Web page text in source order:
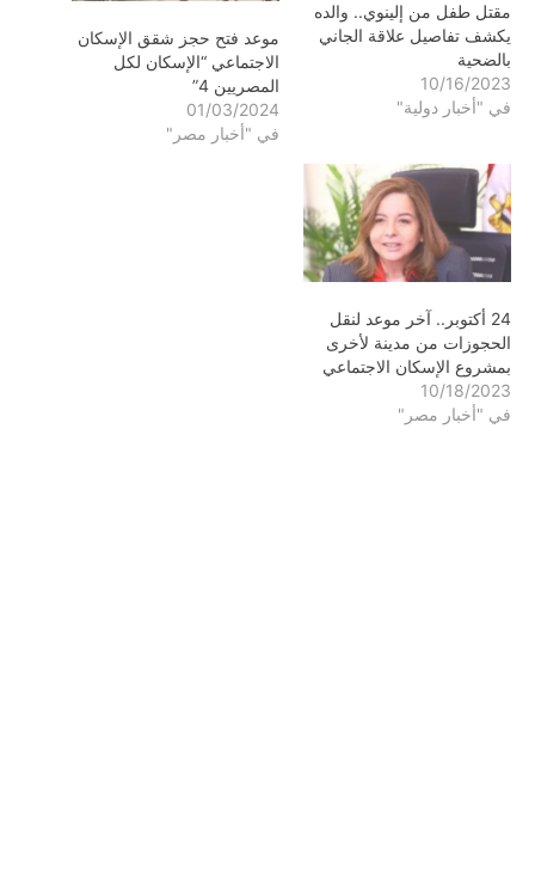
مقتل طفل من إلينوي.. والده
يكشف تفاصيل علاقة الجاني
بالضحية
10/16/2023
في "أخبار دولية"
موعد فتح حجز شقق الإسكان
الاجتماعي “الإسكان لكل
المصريين 4”
01/03/2024
في "أخبار مصر"
24 أكتوبر.. آخر موعد لنقل
الحجوزات من مدينة لأخرى
بمشروع الإسكان الاجتماعي
10/18/2023
في "أخبار مصر"